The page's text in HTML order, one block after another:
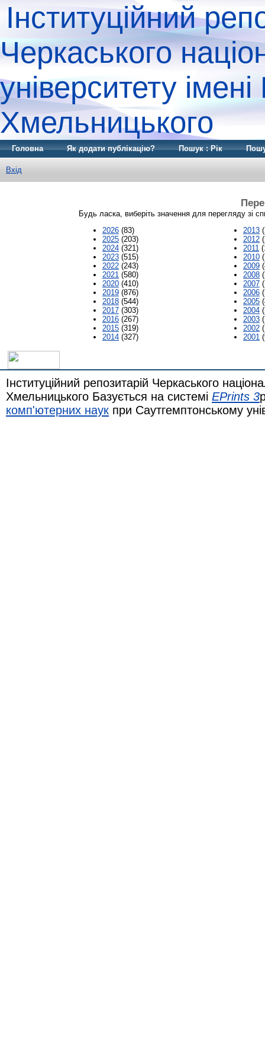
Інституційний
Черкаського
університету
Хмельницького
Головна Як додати публікацію? Пошук : Рік
Вхід
Будь ласка, виберіть значення для перегляду зі
2026 (83)
2025 (203)
2024 (321)
2023 (515)
2022 (243)
2021 (580)
2020 (410)
2019 (876)
2018 (544)
2017 (303)
2016 (267)
2015 (319)
2014 (327)
2013
2012
2011
2010
2009
2008
2007
2006
2005
2004
2003
2002
2001
Інституційний репозитарій Черкаського
Хмельницького Базується на системі EPrints 3
комп'ютерних наук при Саутгемптонському